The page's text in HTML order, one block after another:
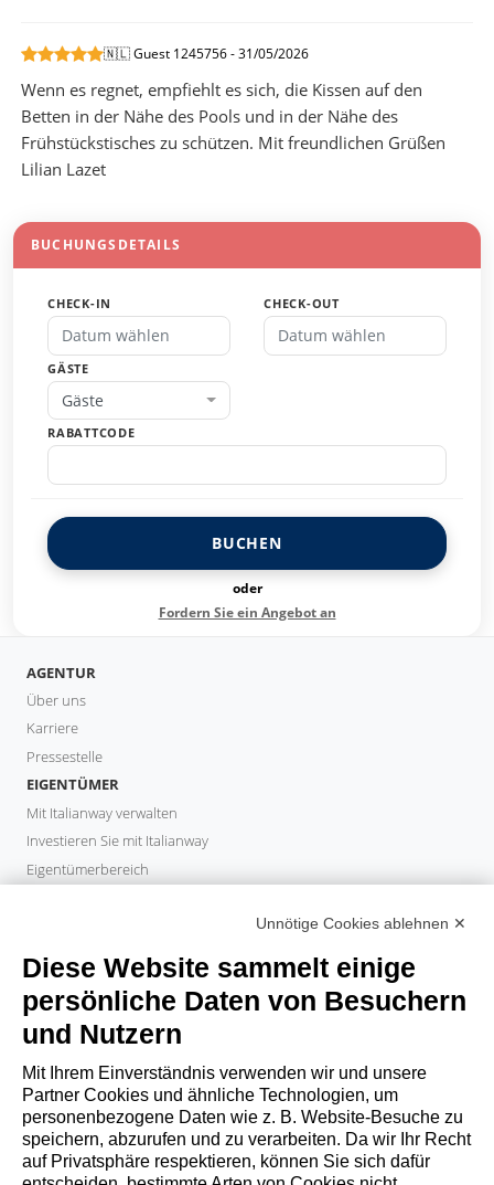
🇳🇱 Guest 1245756 - 31/05/2026
Wenn es regnet, empfiehlt es sich, die Kissen auf den
Betten in der Nähe des Pools und in der Nähe des
Frühstückstisches zu schützen. Mit freundlichen Grüßen
Lilian Lazet
BUCHUNGSDETAILS
CHECK-IN CHECK-OUT
GÄSTE
Gäste
RABATTCODE
BUCHEN
oder
Fordern Sie ein Angebot an
AGENTUR
Über uns
Karriere
Pressestelle
EIGENTÜMER
Mit Italianway verwalten
Investieren Sie mit Italianway
Eigentümerbereich
Italianway Academy
GÄSTE
Aufenthalt buchen
Langzeitaufenthalte
Gästeerlebnisse
Rabatte fuer gaeste
Bedingungen für Unternehmen
Unnötige Cookies ablehnen ✕
Diese Website sammelt einige
persönliche Daten von Besuchern
und Nutzern
Mit Ihrem Einverständnis verwenden wir und unsere
Partner Cookies und ähnliche Technologien, um
personenbezogene Daten wie z. B. Website-Besuche zu
speichern, abzurufen und zu verarbeiten. Da wir Ihr Recht
auf Privatsphäre respektieren, können Sie sich dafür